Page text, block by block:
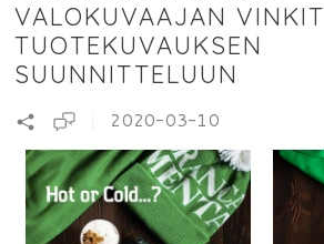
VALOKUVAAJAN VINKIT
TUOTEKUVAUKSEN
SUUNNITTELUUN
2020-03-10